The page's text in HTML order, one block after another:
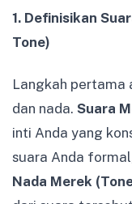
1. Definisikan
Tone)
Langkah pertama
dan nada. Suara
inti Anda yang
suara Anda
Nada Merek